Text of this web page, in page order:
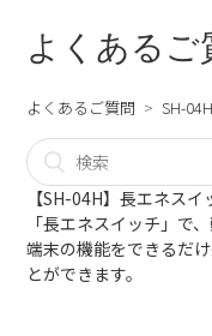
よくあるご
よくあるご質問 SH-04H
【SH-04H】長エネス
「長エネスイッチ」で
端末の機能をできるだ
とができます。